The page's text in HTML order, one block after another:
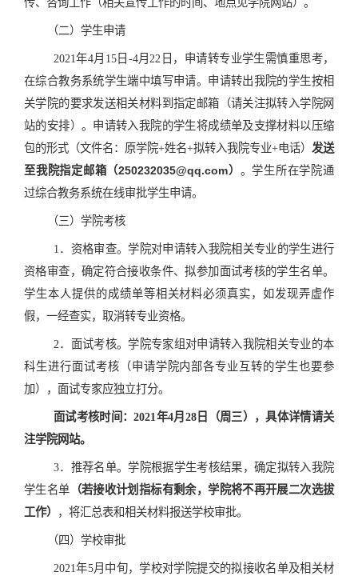
（二）学生申请
2021年4月15日-4月22日，申请转专业学生需慎重思考，
在综合教务系统学生端中填写申请。申请转出我院的学生按相
关学院的要求发送相关材料到指定邮箱（请关注拟转入学院网
站的安排）。申请转入我院的学生将成绩单及支撑材料以压缩
包的形式（文件名：原学院+姓名+拟转入我院专业+电话） 发送
至我院指定邮箱（250232035@qq.com） 。学生所在学院通
过综合教务系统在线审批学生申请。
（三）学院考核
1．资格审查。学院对申请转入我院相关专业的学生进行
资格审查，确定符合接收条件、拟参加面试考核的学生名单。
学生本人提供的成绩单等相关材料必须真实，如发现弄虚作
假，一经查实，取消转专业资格。
2．面试考核。学院专家组对申请转入我院相关专业的本
科生进行面试考核（申请学院内部各专业互转的学生也要参
加），面试专家应独立打分。
面试考核时间：2021年4月28日（周三），具体详情请关
注学院网站。
3．推荐名单。学院根据学生考核结果，确定拟转入我院
学生名单 （若接收计划指标有剩余，学院将不再开展二次选拔
工作）
，将汇总表和相关材料报送学校审批。
（四）学校审批
2021年5月中旬，学校对学院提交的拟接收名单及相关材